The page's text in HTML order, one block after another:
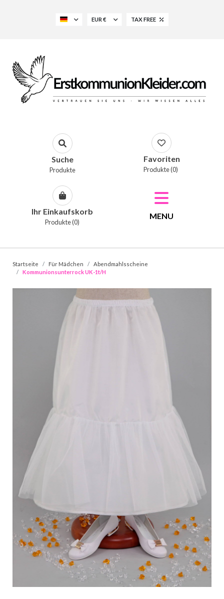
EUR € TAX FREE
Suche
Produkte
Favoriten
Produkte (0)
Ihr Einkaufskorb
Produkte (0)
MENU
Startseite Für Mädchen
Abendmahlsscheine
Kommunionsunterrock UK-1t/H